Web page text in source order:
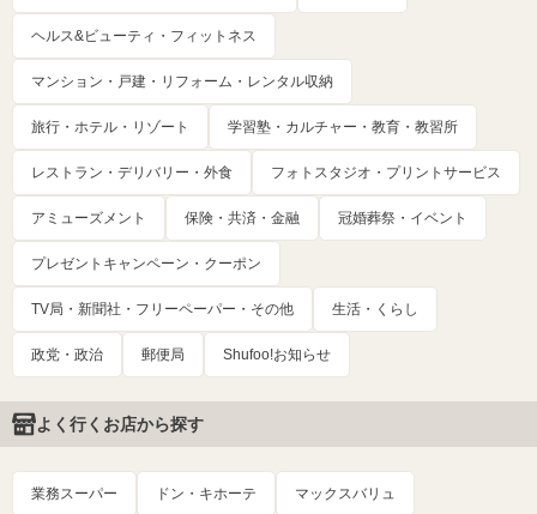
ヘルス&ビューティ・フィットネス
マンション・戸建・リフォーム・レンタル収納
旅行・ホテル・リゾート 学習塾・カルチャー・教育・教習所
レストラン・デリバリー・外食 フォトスタジオ・プリントサービス
アミューズメント 保険・共済・金融 冠婚葬祭・イベント
プレゼントキャンペーン・クーポン
TV局・新聞社・フリーペーパー・その他 生活・くらし
政党・政治 郵便局 Shufoo!お知らせ
よく行くお店から探す
業務スーパー ドン・キホーテ マックスバリュ